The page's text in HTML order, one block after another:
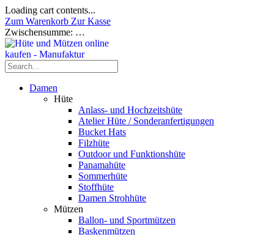
Loading cart contents...
Zum Warenkorb Zur Kasse
Zwischensumme: …
Damen
Hüte
Anlass- und Hochzeitshüte
Atelier Hüte / Sonderanfertigungen
Bucket Hats
Filzhüte
Outdoor und Funktionshüte
Panamahüte
Sommerhüte
Stoffhüte
Damen Strohhüte
Mützen
Ballon- und Sportmützen
Baskenmützen